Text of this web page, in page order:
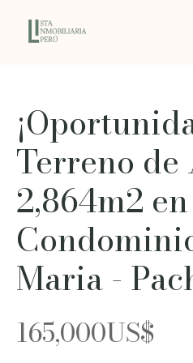
Terreno de
2,864m2
Maria -
165,000US$